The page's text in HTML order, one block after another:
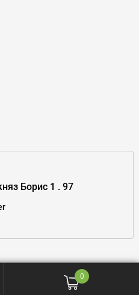
Борис 1 . 97
0